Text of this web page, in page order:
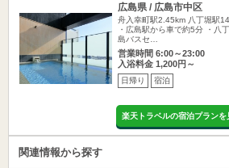
広島県 / 広島市中区
舟入幸町駅2.45km 八丁堀駅
・広島駅から車で約5分 ・八
島バスセ…
営業時間 6:00～23:00
入浴料金 1,200円～
日帰り 宿泊
楽天トラベルの宿泊プランを
関連情報から探す